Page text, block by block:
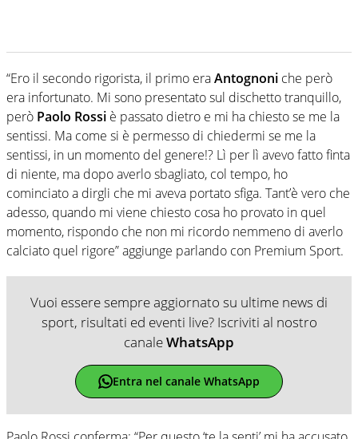
“Ero il secondo rigorista, il primo eraAntognoni che però
era infortunato. Mi sono presentato sul dischetto tranquillo,
però Paolo Rossi è passato dietro e mi ha chiesto se me la
sentissi. Ma come si è permesso di chiedermi se me la
sentissi, in un momento del genere!? Lì per lì avevo fatto finta
di niente, ma dopo averlo sbagliato, col tempo, ho
cominciato a dirgli che mi aveva portato sfiga. Tant’è vero che
adesso, quando mi viene chiesto cosa ho provato in quel
momento, rispondo che non mi ricordo nemmeno di averlo
calciato quel rigore” aggiunge parlando con Premium Sport.
Vuoi essere sempre aggiornato su ultime news di
sport, risultati ed eventi live? Iscriviti al nostro
canaleWhatsApp
Entra nel canale WhatsApp